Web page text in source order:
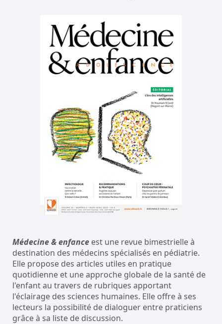
Médecine & enfance est une revue bimestrielle à
destination des médecins spécialisés en pédiatrie.
Elle propose des articles utiles en pratique
quotidienne et une approche globale de la santé de
l'enfant au travers de rubriques apportant
l'éclairage des sciences humaines. Elle offre à ses
lecteurs la possibilité de dialoguer entre praticiens
grâce à sa liste de discussion.